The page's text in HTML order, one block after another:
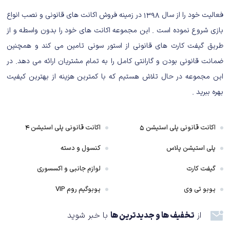
چهار جنگجو، می‌توانید وارد بدن آن‌ها شوید که در بازی از آن‌ها به‌عنوان شِل
(Shell) یاد می‌شود. ازاین‌رو قهرمان بازی پس از ورود به بدن هر کاراکتر، داستان
زندگی آن‌ها را متوجه می‌شود.
شاید از این راه بتواند اهداف و مسیر نهایی خود را هم پیدا کند. همانند سایر
می‌توانید داستان اصلی بازی را متوجه شوید. بااین‌حال مورتال شِل در این بخش
عملکرد خوبی دارد و داستان اصلی، روایت‌کننده ماجراجویی شخصی است که
دراین‌میان کاراکترهای داستانی هم طراحی شده‌اند که می‌توانند اطلاعات مختلفی را
این است که فهمیدن اسطوره شناسی بازی و ساختار کلی داستان، به گیم‌پلی و
فعالیت خود را از سال ۱۳۹۸ در زمینه فروش اکانت های قانونی و نصب انواع
بازی شروع نموده است . این مجموعه اکانت های خود را بدون واسطه و از
طریق گیفت کارت های قانونی از استور سونی تامین می کند و همچنین
ضمانت قانونی بودن و گارانتی کامل را به تمام مشتریان ارائه می دهد. در
این مجموعه در حال تلاش هستیم که با کمترین هزینه از بهترین کیفیت
بهره ببرید .
اکانت قانونی پلی استیشن ۵
پلی استیشن پلاس
گیفت کارت
پوبو تی وی
اکانت قانونی پلی استیشن ۴
کنسول و دسته
لوازم جانبی و اکسسوری
پوبوگیم روم VIP
از تخفیف ها و جدیدترین ها با خبر شوید